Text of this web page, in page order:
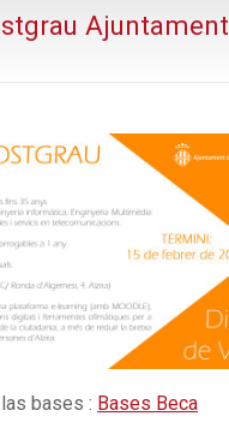
Ajuntament
bases : Bases Beca